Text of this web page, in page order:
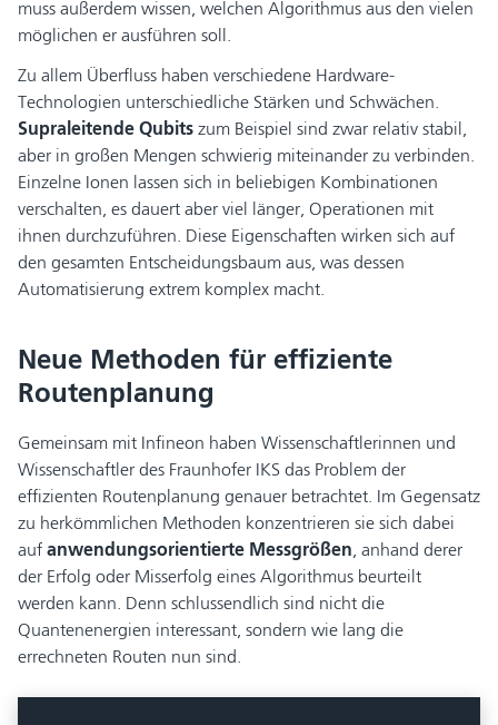
muss außerdem wissen, welchen Algorithmus aus den vielen
möglichen er ausführen soll.
Zu allem Überfluss haben verschiedene Hardware-
Technologien unterschiedliche Stärken und Schwächen.
Supraleitende Qubits zum Beispiel sind zwar relativ stabil,
aber in großen Mengen schwierig miteinander zu verbinden.
Einzelne Ionen lassen sich in beliebigen Kombinationen
verschalten, es dauert aber viel länger, Operationen mit
ihnen durchzuführen. Diese Eigenschaften wirken sich auf
den gesamten Entscheidungsbaum aus, was dessen
Automatisierung extrem komplex macht.
Neue Methoden für effiziente
Routenplanung
Gemeinsam mit Infineon haben Wissenschaftlerinnen und
Wissenschaftler des Fraunhofer IKS das Problem der
effizienten Routenplanung genauer betrachtet. Im Gegensatz
zu herkömmlichen Methoden konzentrieren sie sich dabei
auf anwendungsorientierte Messgrößen, anhand derer
der Erfolg oder Misserfolg eines Algorithmus beurteilt
werden kann. Denn schlussendlich sind nicht die
Quantenenergien interessant, sondern wie lang die
errechneten Routen nun sind.